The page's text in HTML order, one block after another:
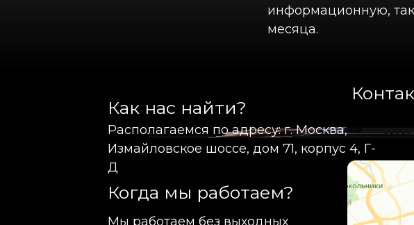
информационную,
месяца.
Как нас найти?
Когда мы работаем?
Располагаемся по адресу: г. Москва,
Измайловское шоссе, дом 71, корпус 4, Г-
Д
Мы работаем без выходных